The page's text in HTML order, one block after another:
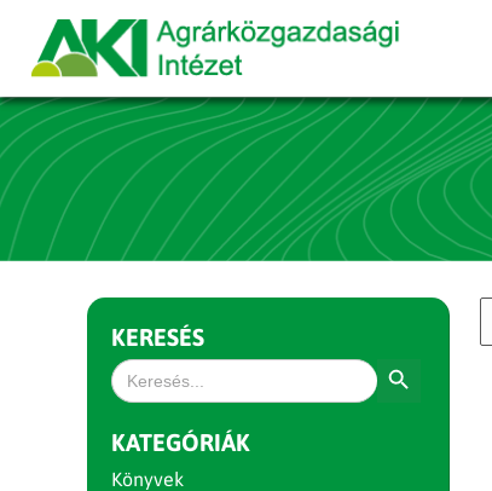
KERESÉS
Search
for:
KATEGÓRIÁK
Könyvek